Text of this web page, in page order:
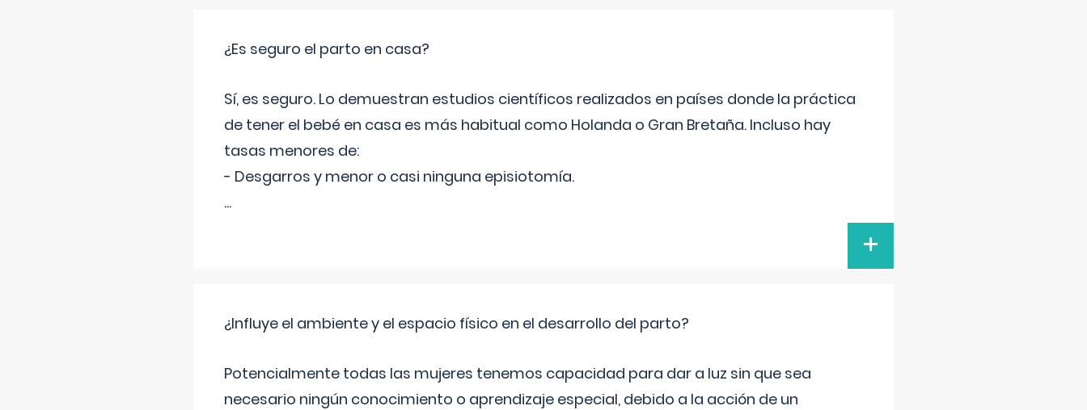
¿Es seguro el parto en casa?
Sí, es seguro. Lo demuestran estudios científicos realizados en países donde la práctica
de tener el bebé en casa es más habitual como Holanda o Gran Bretaña. Incluso hay
tasas menores de:
- Desgarros y menor o casi ninguna episiotomía.
...
+
¿Influye el ambiente y el espacio físico en el desarrollo del parto?
Potencialmente todas las mujeres tenemos capacidad para dar a luz sin que sea
necesario ningún conocimiento o aprendizaje especial, debido a la acción de un